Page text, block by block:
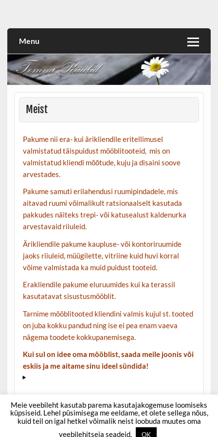
Menu
Meist
Pakume nii era- kui ärikliendile eritellimusel
valmistatud täispuidust mööblitooteid, mis on
valmistatud kliendi mõõtude, kuju ja disaini soove
arvestades.
Pakume samuti erilahendusi ruumipindadele, mis
aitavad ruumi võimalikult ratsionaalselt kasutada
pakkudes näiteks trepi- või katusealust kaldenurka
arvestavaid riiuleid.
Ärikliendile pakume kaupluse- või kontoriruumide
jaoks riiuleid, müügilette, vitriine kuid huvi korral
võime valmistada ka muid puidust tooteid.
Erakliendile pakume eluruumides kui ka terassil
kasutatavat sisustusmööblit.
Tarnime mööblitooted kliendini valmis kujul st. tooted
on juba kokku pandud ning ise ei pea enam vaeva
nägema toodete kokkupanemisega.
Kui sul on idee oma mööblist, saada meile joonis või
eskiis ja me aitame sinu ideel sündida!
Powered by andCourage
Meie veebileht kasutab parema kasutajakogemuse loomiseks
küpsiseid. Lehel püsimisega me eeldame, et olete sellega nõus,
kuid teil on igal hetkel võimalik neist loobuda muutes oma
veebilehitseja seadeid.
OK